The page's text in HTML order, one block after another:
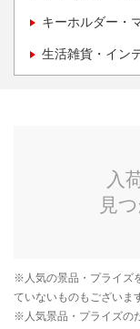
キーホルダー・
生活雑貨・イン